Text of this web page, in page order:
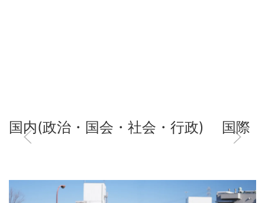
国内(政治・国会・社会・行政) 国際